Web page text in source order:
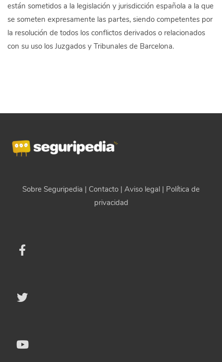
están sometidos a la legislación y jurisdicción española a la que
se someten expresamente las partes, siendo competentes por
la resolución de todos los conflictos derivados o relacionados
con su uso los Juzgados y Tribunales de Barcelona.
Sobre Seguripedia | Contacto | Aviso legal | Política de
privacidad